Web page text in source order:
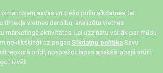
starkis@liepaja.edu.lv
savas un trešo pušu sīkdatnes, lai
tīmekļa vietnes darbību, analizētu vietnes
mārketinga aktivitātes. Lai uzzinātu vairāk par mūsu
noklikšķināt uz pogasSīkdatņu politikaSavu
jebkurā brīdī, nospiežot lapas apakšā labajā stūrī
izvēli